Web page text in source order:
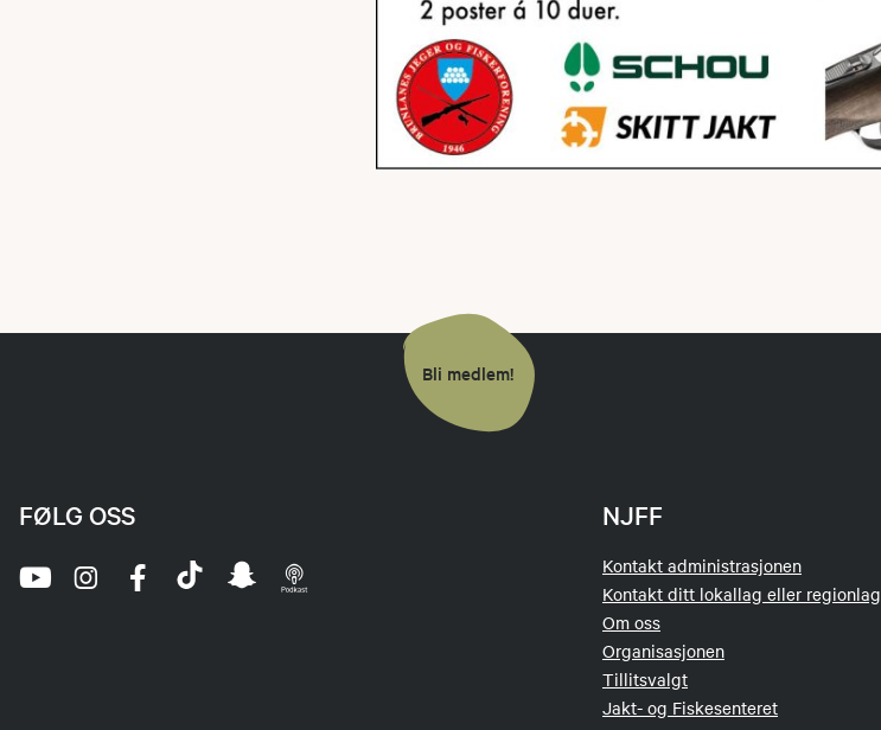
Bli medlem!
NJFF
Kontakt administrasjonen
Kontakt ditt lokallag eller regionlag
Om oss
Organisasjonen
Tillitsvalgt
Jakt- og Fiskesenteret
FØLG OSS